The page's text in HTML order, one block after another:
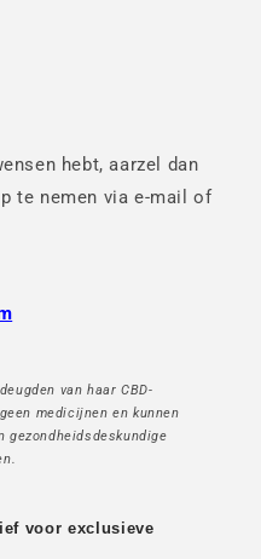
hebt, aarzel dan
te nemen via e-mail of
van haar CBD-
medicijnen en kunnen
gezondheidsdeskundige
voor exclusieve